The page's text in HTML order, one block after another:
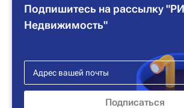
Подпишитесь на рассылку
Недвижимость"